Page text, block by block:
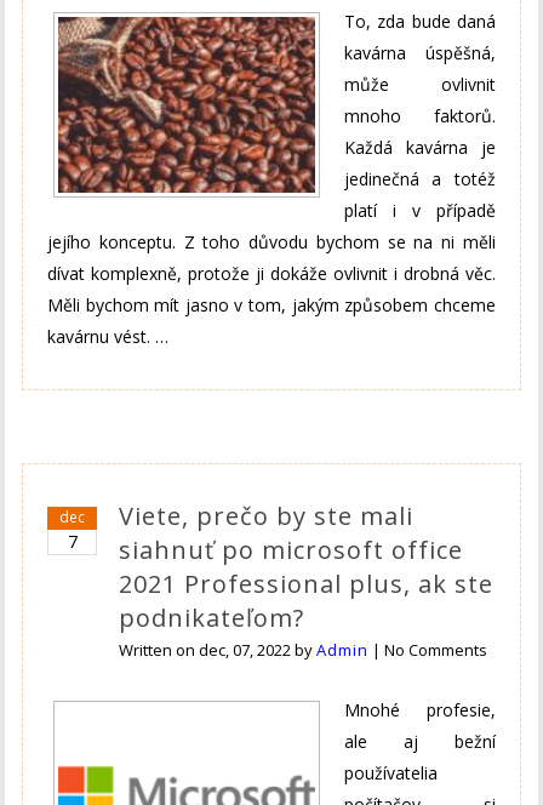
To, zda bude daná
kavárna úspěšná,
může ovlivnit
mnoho faktorů.
Každá kavárna je
jedinečná a totéž
platí i v případě
jejího konceptu. Z toho důvodu bychom se na ni měli
dívat komplexně, protože ji dokáže ovlivnit i drobná věc.
Měli bychom mít jasno v tom, jakým způsobem chceme
kavárnu vést.…
dec
7
Viete, prečo by ste mali
siahnuť po microsoft office
2021 Professional plus, ak ste
podnikateľom?
Written ondec, 07, 2022byAdmin |No Comments
Mnohé profesie,
ale aj bežní
používatelia